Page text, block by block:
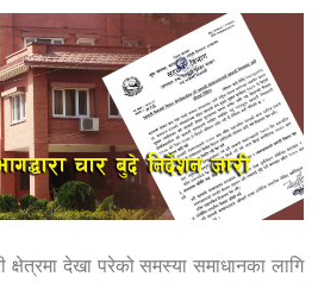
क्षेत्रमा देखा परेको समस्या समाधानका लागि